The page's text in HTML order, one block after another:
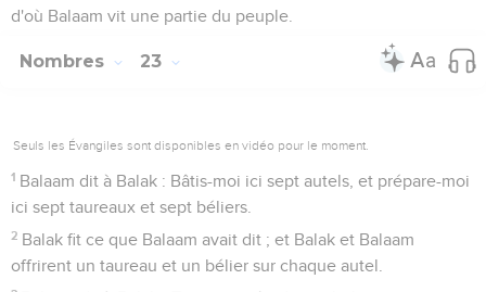
d'où Balaam vit une partie du peuple.
Nombres 23
Seuls les Évangiles sont disponibles en vidéo pour le moment.
1 Balaam dit à Balak : Bâtis-moi ici sept autels, et prépare-moi
ici sept taureaux et sept béliers.
2 Balak fit ce que Balaam avait dit ; et Balak et Balaam
offrirent un taureau et un bélier sur chaque autel.